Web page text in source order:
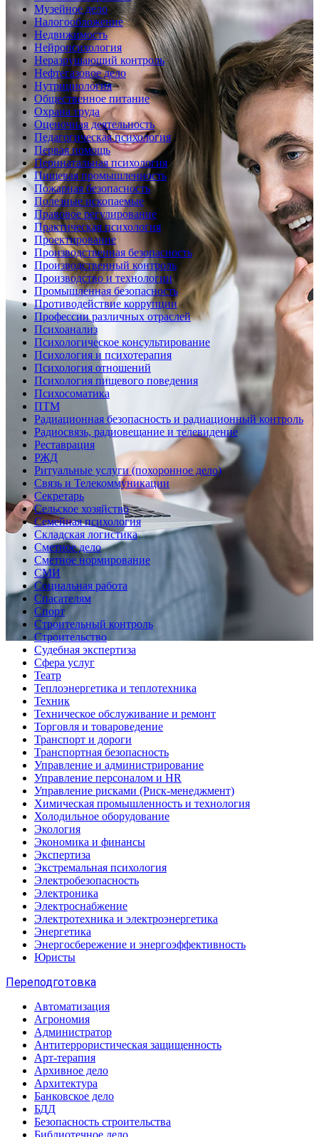
Музейное дело
Налогообложение
Недвижимость
Нейропсихология
Неразрушающий контроль
Нефтегазовое дело
Нутрициология
Общественное питание
Охрана труда
Оценочная деятельность
Педагогическая психология
Первая помощь
Перинатальная психология
Пищевая промышленность
Пожарная безопасность
Полезные ископаемые
Правовое регулирование
Практическая психология
Проектирование
Производственная безопасность
Производственный контроль
Производство и технологии
Промышленная безопасность
Противодействие коррупции
Профессии различных отраслей
Психоанализ
Психологическое консультирование
Психология и психотерапия
Психология отношений
Психология пищевого поведения
Психосоматика
ПТМ
Радиационная безопасность и радиационный контроль
Радиосвязь, радиовещание и телевидение
Реставрация
РЖД
Ритуальные услуги (похоронное дело)
Связь и Телекоммуникации
Секретарь
Сельское хозяйство
Семейная психология
Складская логистика
Сметное дело
Сметное нормирование
СМИ
Социальная работа
Спасателям
Спорт
Строительный контроль
Строительство
Судебная экспертиза
Сфера услуг
Театр
Теплоэнергетика и теплотехника
Техник
Техническое обслуживание и ремонт
Торговля и товароведение
Транспорт и дороги
Транспортная безопасность
Управление и администрирование
Управление персоналом и HR
Управление рисками (Риск-менеджмент)
Химическая промышленность и технология
Холодильное оборудование
Экология
Экономика и финансы
Экспертиза
Экстремальная психология
Электробезопасность
Электроника
Электроснабжение
Электротехника и электроэнергетика
Энергетика
Энергосбережение и энергоэффективность
Юристы
Переподготовка
Автоматизация
Агрономия
Администратор
Антитеррористическая защищенность
Арт-терапия
Архивное дело
Архитектура
Банковское дело
БДД
Безопасность строительства
Библиотечное дело